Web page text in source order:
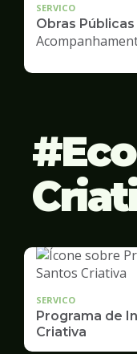
SERVICO
Obras Públicas
SERVICO
Programa de
Criativa